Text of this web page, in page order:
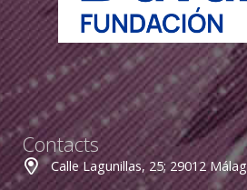
Contacts
Calle Lagunillas, 25; 29012